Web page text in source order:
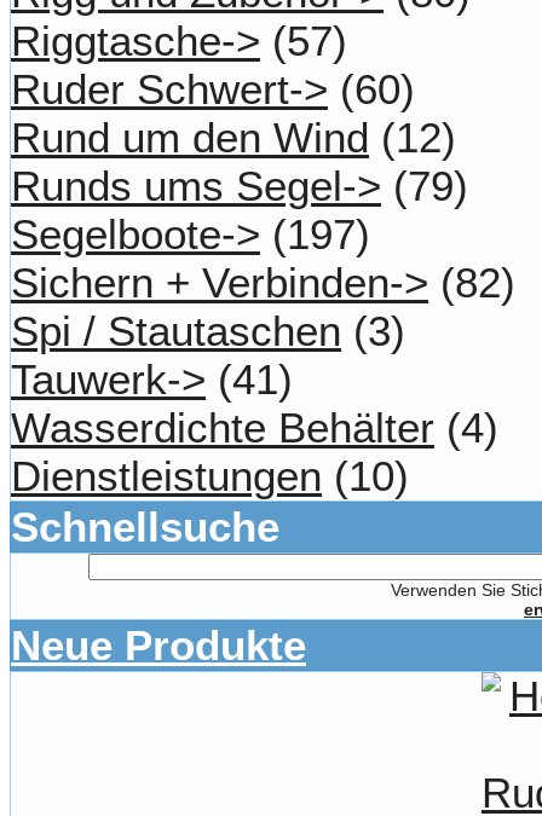
Riggtasche-> (57)
Ruder Schwert-> (60)
Rund um den Wind (12)
Runds ums Segel-> (79)
Segelboote-> (197)
Sichern + Verbinden-> (82)
Spi / Stautaschen (3)
Tauwerk-> (41)
Wasserdichte Behälter (4)
Dienstleistungen (10)
Schnellsuche
Verwenden Sie
Neue Produkte